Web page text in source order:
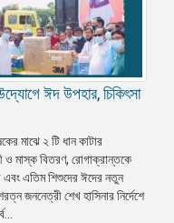
ঈদ উপহার, চিকিৎসা
মাঝে ২ টি ধান কাটার
ও মাস্ক বিতরণ, রোগাক্রান্তকে
এবং এতিম শিশুদের ঈদের নতুন
জননেত্রী শেখ হাসিনার নির্দেশে